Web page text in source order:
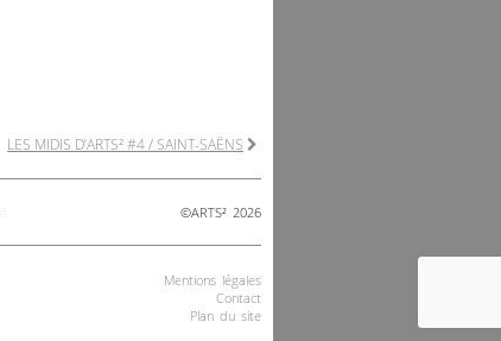
LES MIDIS D’ARTS² #4 / SAINT-SAËNS
©ARTS² 2026
Mentions légales
Contact
Plan du site